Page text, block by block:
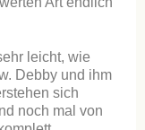
leicht, wie
Debby und ihm
sich
noch mal von